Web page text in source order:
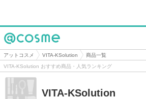
@cosme
アットコスメ VITA-KSolution
商品一覧
VITA-KSolution おすすめ商品・人気ランキング
VITA-KSolution